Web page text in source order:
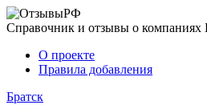
Справочник и отзывы о компаниях
О проекте
Правила добавления
Братск